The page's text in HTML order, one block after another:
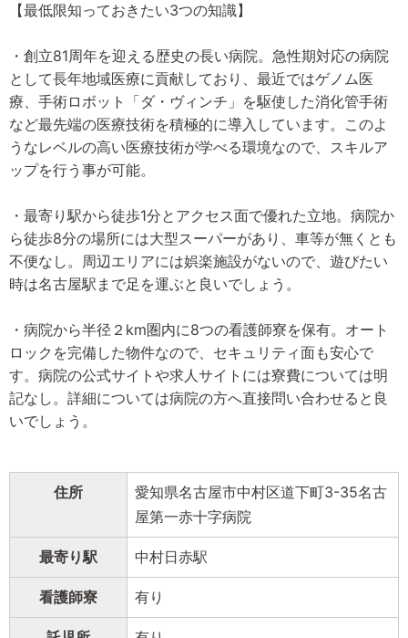
【最低限知っておきたい3つの知識】
・創立81周年を迎える歴史の長い病院。急性期対応の病院
として長年地域医療に貢献しており、最近ではゲノム医
療、手術ロボット「ダ・ヴィンチ」を駆使した消化管手術
など最先端の医療技術を積極的に導入しています。このよ
うなレベルの高い医療技術が学べる環境なので、スキルア
ップを行う事が可能。
・最寄り駅から徒歩1分とアクセス面で優れた立地。病院か
ら徒歩8分の場所には大型スーパーがあり、車等が無くとも
不便なし。周辺エリアには娯楽施設がないので、遊びたい
時は名古屋駅まで足を運ぶと良いでしょう。
・病院から半径２km圏内に8つの看護師寮を保有。オート
ロックを完備した物件なので、セキュリティ面も安心で
す。病院の公式サイトや求人サイトには寮費については明
記なし。詳細については病院の方へ直接問い合わせると良
いでしょう。
住所
愛知県名古屋市中村区道下町3-35名古
屋第一赤十字病院
最寄り駅 中村日赤駅
看護師寮 有り